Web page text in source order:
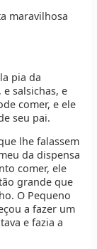
maravilhosa
pia da
salsichas, e
comer, e ele
seu pai.
lhe falassem
da dispensa
comer, ele
grande que
O Pequeno
a fazer um
e fazia a